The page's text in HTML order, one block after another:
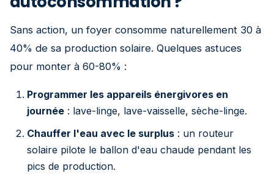
Sans action, un foyer consomme naturellement 30 à
40% de sa production solaire. Quelques astuces
pour monter à 60-80% :
Programmer les appareils énergivores en
journée : lave-linge, lave-vaisselle, sèche-linge.
Chauffer l'eau avec le surplus : un routeur
solaire pilote le ballon d'eau chaude pendant les
pics de production.